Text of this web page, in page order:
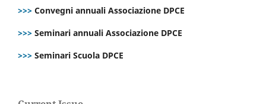
>>> Convegni annuali Associazione DPCE
>>> Seminari annuali Associazione DPCE
>>> Seminari Scuola DPCE